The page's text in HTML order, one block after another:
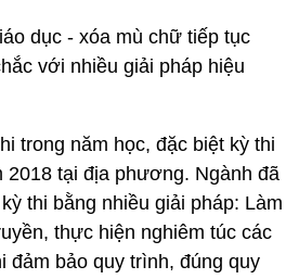
dục - xóa mù chữ tiếp tục
với nhiều giải pháp hiệu
trong năm học, đặc biệt kỳ thi
2018 tại địa phương. Ngành đã
thi bằng nhiều giải pháp: Làm
thực hiện nghiêm túc các
đảm bảo quy trình, đúng quy